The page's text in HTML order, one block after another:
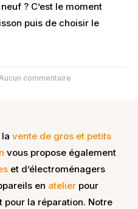
? C’est le moment
puis de choisir le
commentaire
vente de gros et petits
vous propose également
et d’électroménagers
en atelier pour
pour la réparation. Notre